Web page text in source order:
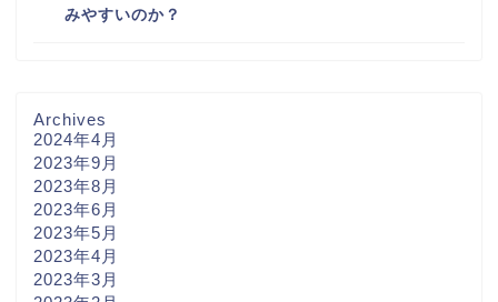
みやすいのか？
Archives
2024年4月
2023年9月
2023年8月
2023年6月
2023年5月
2023年4月
2023年3月